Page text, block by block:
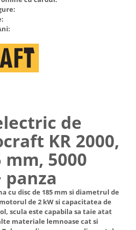
si
de
)
de
KR 2000,
mm, 5000
cu disc de 185 mm si diametrul de
de 2 kW si capacitatea de
scula este capabila sa taie atat
materiale lemnoase cat si